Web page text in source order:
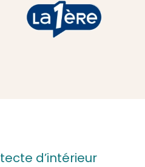
d’intérieur